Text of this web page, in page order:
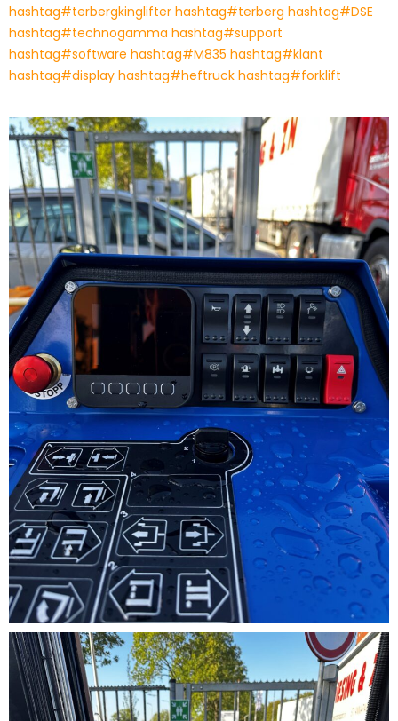
hashtag#terbergkinglifter hashtag#terberg hashtag#DSE
hashtag#technogamma hashtag#support
hashtag#software hashtag#M835 hashtag#klant
hashtag#display hashtag#heftruck hashtag#forklift